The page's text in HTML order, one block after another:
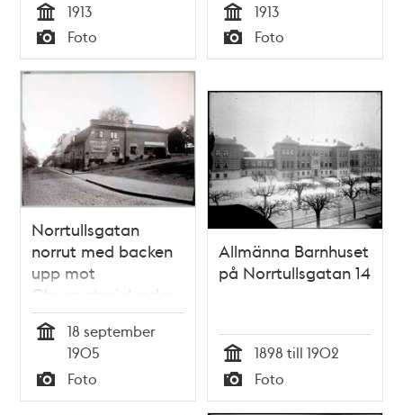
Tid
1913
Typ
Foto Tid
1913
Typ
Foto
Norrtullsgatan
norrut med backen
upp mot
Observatorielunden
till höger
18 september
1905
Typ
Foto
Allmänna Barnhuset
på Norrtullsgatan 14
Tid
1898 till 1902
Typ
Foto